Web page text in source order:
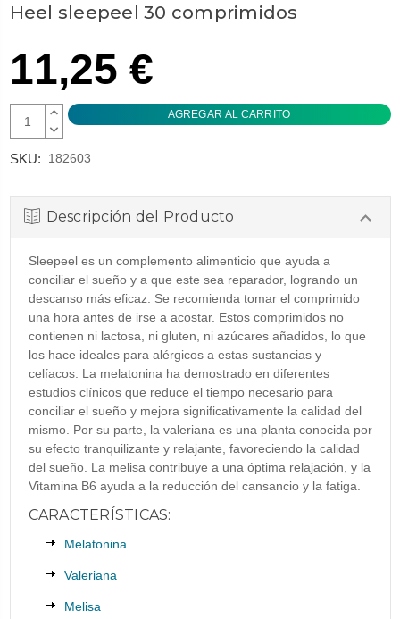
Heel sleepeel 30 comprimidos
11,25 €
AUMENTAR
CANTIDAD:
DISMINUIR
SKU: 182603
Descripción del Producto
Sleepeel es un complemento alimenticio que ayuda a
conciliar el sueño y a que este sea reparador, logrando un
descanso más eficaz. Se recomienda tomar el comprimido
una hora antes de irse a acostar. Estos comprimidos no
contienen ni lactosa, ni gluten, ni azúcares añadidos, lo que
los hace ideales para alérgicos a estas sustancias y
celíacos. La melatonina ha demostrado en diferentes
estudios clínicos que reduce el tiempo necesario para
conciliar el sueño y mejora significativamente la calidad del
mismo. Por su parte, la valeriana es una planta conocida por
su efecto tranquilizante y relajante, favoreciendo la calidad
del sueño. La melisa contribuye a una óptima relajación, y la
Vitamina B6 ayuda a la reducción del cansancio y la fatiga.
CARACTERÍSTICAS:
Melatonina
Valeriana
Melisa